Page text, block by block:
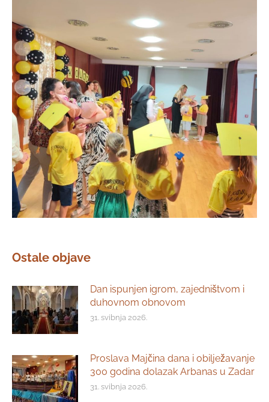
Ostale objave
Dan ispunjen igrom, zajedništvom i
duhovnom obnovom
31. svibnja 2026.
Proslava Majčina dana i obilježavanje
300 godina dolazak Arbanas u Zadar
31. svibnja 2026.